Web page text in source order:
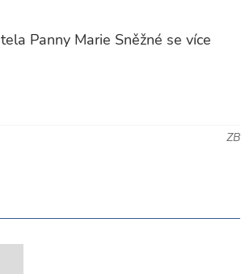
Panny Marie Sněžné se více
ZB